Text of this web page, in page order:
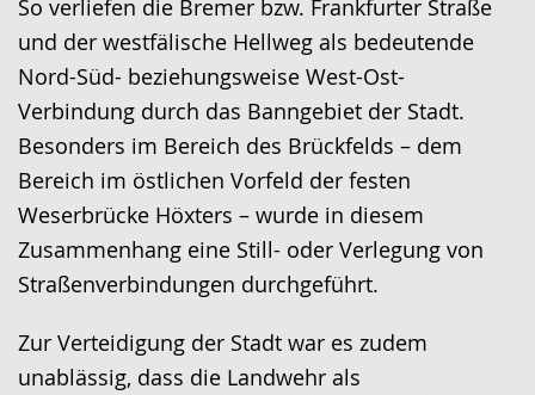
So verliefen die Bremer bzw. Frankfurter Straße
und der westfälische Hellweg als bedeutende
Nord-Süd- beziehungsweise West-Ost-
Verbindung durch das Banngebiet der Stadt.
Besonders im Bereich des Brückfelds – dem
Bereich im östlichen Vorfeld der festen
Weserbrücke Höxters – wurde in diesem
Zusammenhang eine Still- oder Verlegung von
Straßenverbindungen durchgeführt.
Zur Verteidigung der Stadt war es zudem
unablässig, dass die Landwehr als